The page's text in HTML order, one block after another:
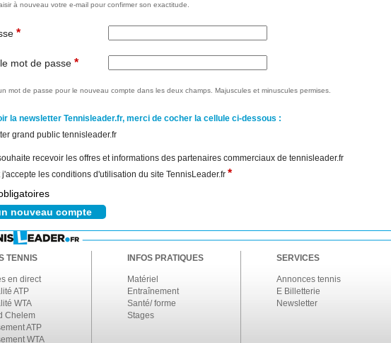
à nouveau votre e-mail pour confirmer son exactitude.
*
mot de passe *
mot de passe pour le nouveau compte dans les deux champs. Majuscules et minuscules permises.
la newsletter Tennisleader.fr, merci de cocher la cellule ci-dessous :
grand public tennisleader.fr
recevoir les offres et informations des partenaires commerciaux de tennisleader.fr
j'accepte les conditions d'utilisation du site TennisLeader.fr *
TENNIS
en direct
ATP
WTA
Chelem
ATP
WTA
INFOS PRATIQUES
Matériel
Entraînement
Santé/ forme
Stages
SERVICES
Annonces tennis
E Billetterie
Newsletter